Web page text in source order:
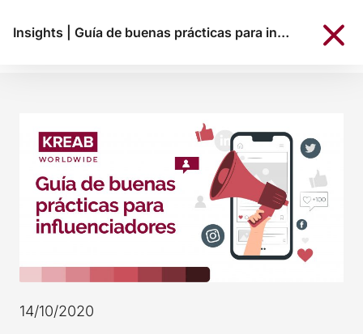
Insights Guía de buenas prácticas para influenciadores
14/10/2020